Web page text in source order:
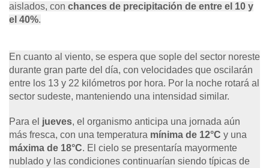
aislados, con chances de precipitación de entre el 10 y
el 40%.
En cuanto al viento, se espera que sople del sector noreste
durante gran parte del día, con velocidades que oscilarán
entre los 13 y 22 kilómetros por hora. Por la noche rotará al
sector sudeste, manteniendo una intensidad similar.
Para el jueves, el organismo anticipa una jornada aún
más fresca, con una temperatura mínima de 12°C y una
máxima de 18°C. El cielo se presentaría mayormente
nublado y las condiciones continuarían siendo típicas de